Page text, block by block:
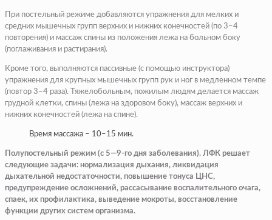
При постельный режиме добавляются упражнения для мелких и
средних мышечных групп верхних и нижних конечностей (по 3–4
повторения) и массаж спины из положения лежа на больном боку
(поглаживания и растирания).
Кроме того, выполняются пассивные (с помощью инструктора)
упражнения для крупных мышечных групп рук и ног в медленном темпе
(повтор 3–4 раза). Тяжелобольным, пожилым людям делается массаж
грудной клетки, спины (лежа на здоровом боку), массаж верхних и
нижних конечностей (лежа на спине).
Время массажа – 10–15 мин.
Полупостельный режим (с 5—9-го дня заболевания). ЛФК решает
следующие задачи: нормализация дыхания, ликвидация
дыхательной недостаточности, повышение тонуса ЦНС,
предупреждение осложнений, рассасывание воспалительного очага,
спаек, их профилактика, выведение мокроты, восстановление
функции других систем организма.